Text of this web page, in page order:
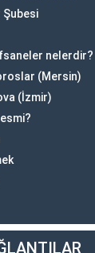
Şubesi
nelerdir?
(Mersin)
(İzmir)